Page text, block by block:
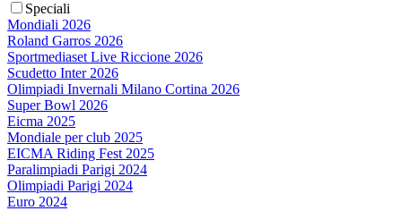
Speciali
Mondiali 2026
Roland Garros 2026
Sportmediaset Live Riccione 2026
Scudetto Inter 2026
Olimpiadi Invernali Milano Cortina 2026
Super Bowl 2026
Eicma 2025
Mondiale per club 2025
EICMA Riding Fest 2025
Paralimpiadi Parigi 2024
Olimpiadi Parigi 2024
Euro 2024